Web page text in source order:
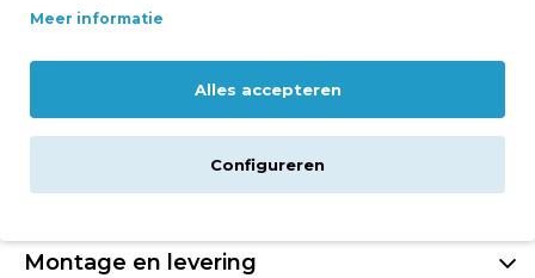
Altijdscherp geprijsd
Groot assortimentVolare fietsen
Specificaties
Montage en levering
Meer informatie
Alles accepteren
Configureren